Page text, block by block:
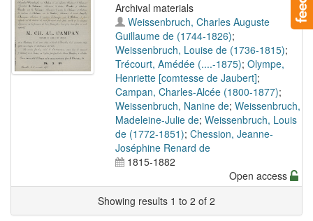
Archival materials
Weissenbruch, Charles Auguste
Guillaume de (1744-1826);
Weissenbruch, Louise de (1736-1815);
Trécourt, Amédée (....-1875); Olympe,
Henriette [comtesse de Jaubert];
Campan, Charles-Alcée (1800-1877);
Weissenbruch, Nanine de; Weissenbruch,
Madeleine-Julie de; Weissenbruch, Louis
de (1772-1851); Chession, Jeanne-
Joséphine Renard de
1815-1882
Open access
Showing results 1 to 2 of 2